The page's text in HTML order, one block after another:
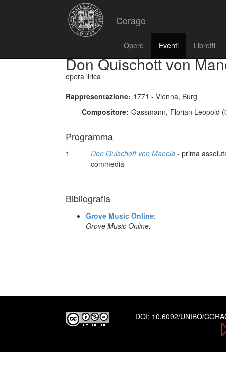
Corago
Opere Eventi Libretti
Don Quischott von
opera lirica
Rappresentazione: 1771 - Vienna, Burg
Compositore: Gassmann, Florian Leopold
Programma
1 Don Quischott von Mancia - prima
commedia
Bibliografia
Grove Music Online:
Grove Music Online,
DOI: 10.6092/UNIBO/